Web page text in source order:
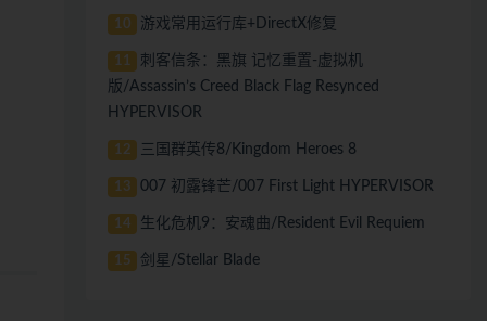
10 游戏常用运行库+DirectX修复
11
刺客信条：黑旗 记忆重置-虚拟机
版/Assassin’s Creed Black Flag Resynced
HYPERVISOR
12 三国群英传8/Kingdom Heroes 8
13 007 初露锋芒/007 First Light HYPERVISOR
14 生化危机9：安魂曲/Resident Evil Requiem
15 剑星/Stellar Blade